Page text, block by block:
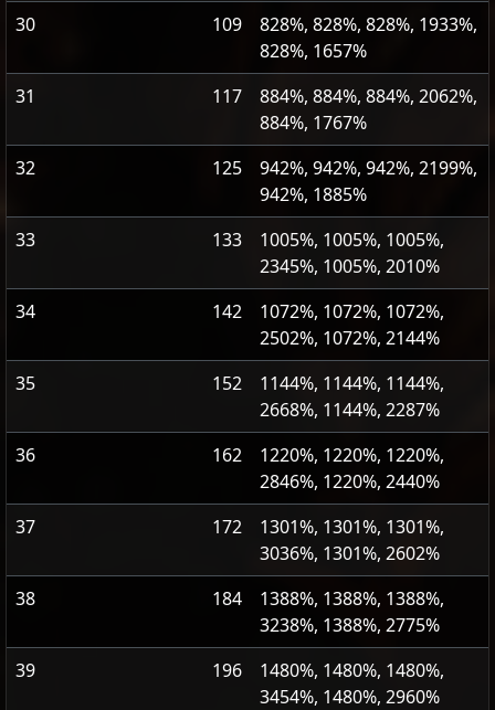
30
109
828%, 828%, 828%, 1933%,
828%, 1657%
31
117
884%, 884%, 884%, 2062%,
884%, 1767%
32
125
942%, 942%, 942%, 2199%,
942%, 1885%
33
133
1005%, 1005%, 1005%,
2345%, 1005%, 2010%
34
142
1072%, 1072%, 1072%,
2502%, 1072%, 2144%
35
152
1144%, 1144%, 1144%,
2668%, 1144%, 2287%
36
162
1220%, 1220%, 1220%,
2846%, 1220%, 2440%
37
172
1301%, 1301%, 1301%,
3036%, 1301%, 2602%
38
184
1388%, 1388%, 1388%,
3238%, 1388%, 2775%
39
196
1480%, 1480%, 1480%,
3454%, 1480%, 2960%